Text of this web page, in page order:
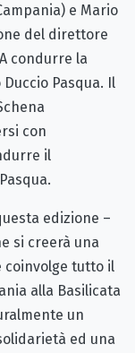
e Mario
del direttore
condurre la
Pasqua. Il
con
il
edizione –
si creerà una
coinvolge tutto il
alla Basilicata
un
ed una